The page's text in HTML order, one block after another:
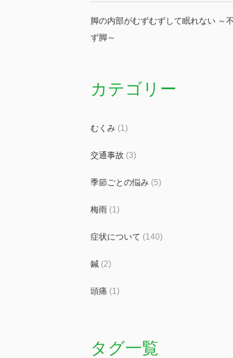
脚の内部がむずむずして眠れない ～
ず脚～
カテゴリー
むくみ(1)
交通事故(3)
季節ごとの悩み(5)
梅雨(1)
症状について (140)
鍼(2)
頭痛 (1)
タグ一覧